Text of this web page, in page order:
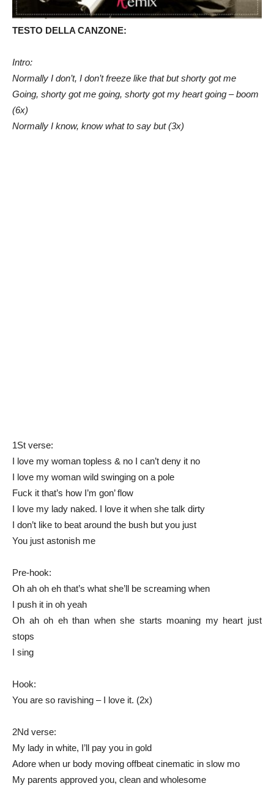
TESTO DELLA CANZONE:
Intro:
Normally I don’t, I don’t freeze like that but shorty got me
Going, shorty got me going, shorty got my heart going – boom
(6x)
Normally I know, know what to say but (3x)
1St verse:
I love my woman topless & no I can’t deny it no
I love my woman wild swinging on a pole
Fuck it that’s how I’m gon’ flow
I love my lady naked. I love it when she talk dirty
I don’t like to beat around the bush but you just
You just astonish me
Pre-hook:
Oh ah oh eh that’s what she’ll be screaming when
I push it in oh yeah
Oh ah oh eh than when she starts moaning my heart just
stops
I sing
Hook:
You are so ravishing – I love it. (2x)
2Nd verse:
My lady in white, I’ll pay you in gold
Adore when ur body moving offbeat cinematic in slow mo
My parents approved you, clean and wholesome